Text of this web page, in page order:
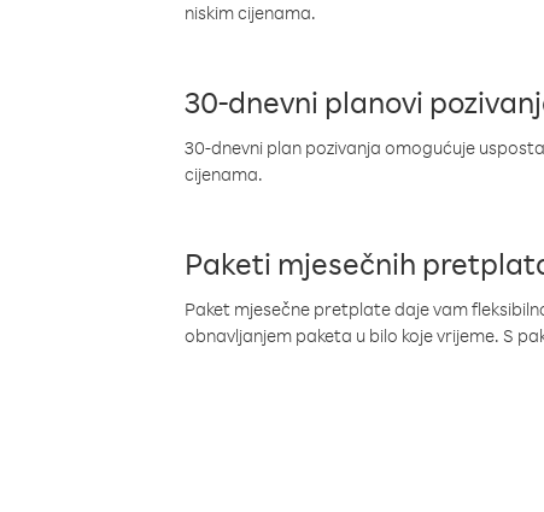
niskim cijenama.
30-dnevni planovi
30-dnevni plan pozivanja omogućuje
cijenama.
Paketi mjesečnih
Paket mjesečne pretplate daje vam
obnavljanjem paketa u bilo koje vrijeme. S